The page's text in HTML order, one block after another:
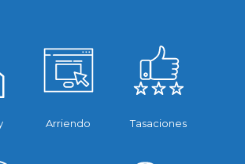
Arriendo Tasaciones